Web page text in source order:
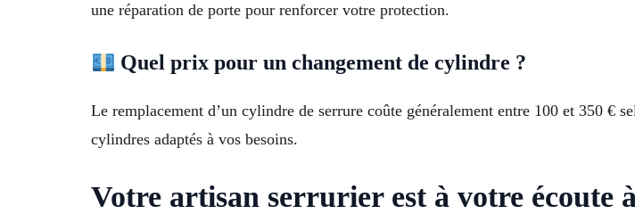
une réparation de porte pour renforcer votre protection.
Quel prix pour un changement de cylindre ?
Le remplacement d’un cylindre de serrure coûte généralement entre 100 et 350 €
cylindres adaptés à vos besoins.
Votre artisan serrurier est à votre écoute